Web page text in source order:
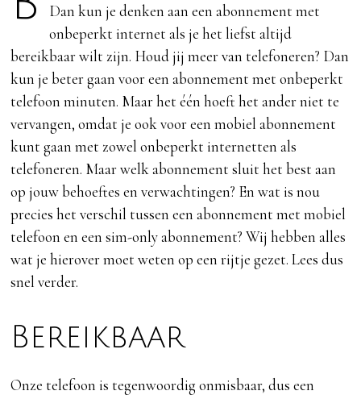
Dan kun je denken aan een abonnement met
onbeperkt internet als je het liefst altijd
bereikbaar wilt zijn. Houd jij meer van telefoneren? Dan
kun je beter gaan voor een abonnement met onbeperkt
telefoon minuten. Maar het één hoeft het ander niet te
vervangen, omdat je ook voor een mobiel abonnement
kunt gaan met zowel onbeperkt internetten als
telefoneren. Maar welk abonnement sluit het best aan
op jouw behoeftes en verwachtingen? En wat is nou
precies het verschil tussen een abonnement met mobiel
telefoon en een sim-only abonnement? Wij hebben alles
wat je hierover moet weten op een rijtje gezet. Lees dus
snel verder.
Bereikbaar
Onze telefoon is tegenwoordig onmisbaar, dus een